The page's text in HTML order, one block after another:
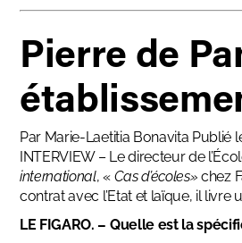
Pierre de
Par Marie-Laetitia Bonavita Publié
INTERVIEW – Le directeur de
international, « Cas d’écoles»chez
contrat avec l’Etat et laïque, il
LE FIGARO. – Quelle est la